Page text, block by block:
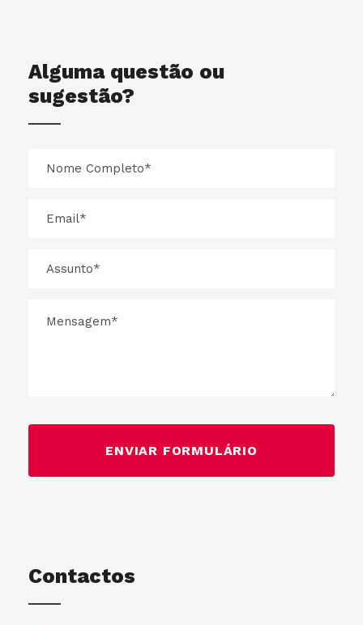
Alguma questão ou
sugestão?
Contactos